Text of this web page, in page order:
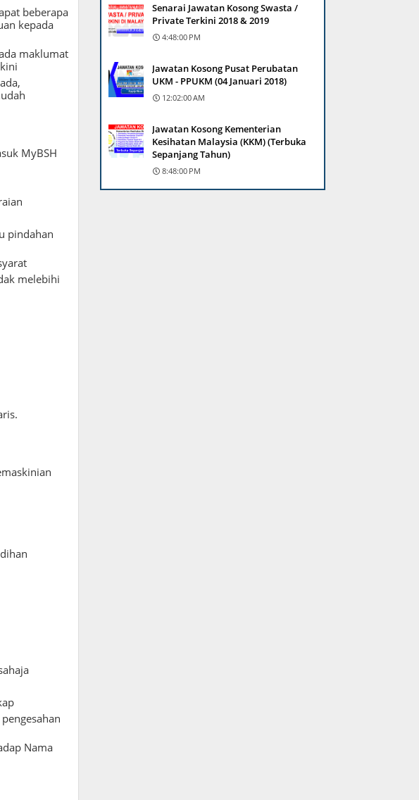
beberapa
kepada
maklumat
MyBSH
pindahan
melebihi
Nama
Senarai Jawatan Kosong Swasta /
Private Terkini 2018 & 2019
4:48:00 PM
Jawatan Kosong Pusat Perubatan
UKM - PPUKM (04 Januari 2018)
12:02:00 AM
Jawatan Kosong Kementerian
Kesihatan Malaysia (KKM) (Terbuka
Sepanjang Tahun)
8:48:00 PM